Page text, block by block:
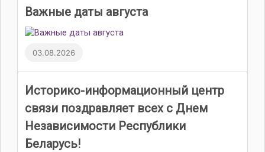
Важные даты августа
03.08.2026
Историко-информационный центр
связи поздравляет всех с Днем
Независимости Республики
Беларусь!